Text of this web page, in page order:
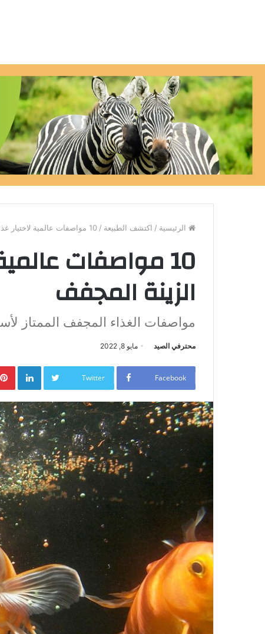
الرئيسية / اكتشف الطبيعة / 10 مواصفات عالمية لاختيار غذاء أسماك الزينة المجفف
10 مواصفات
الزينة المجفف
مواصفات الغذاء المجفف الممتاز
محترفي الصيد مايو 8, 2022
Facebook
Twitter
LinkedIn
Pinterest